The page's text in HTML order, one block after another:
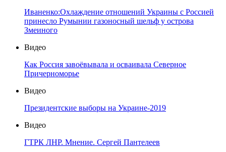
Иваненко:Охлаждение отношений Украины с Россией
принесло Румынии газоносный шельф у острова
Змеиного
Видео
Как Россия завоёвывала и осваивала Северное
Причерноморье
Видео
Президентские выборы на Украине-2019
Видео
ГТРК ЛНР. Мнение. Сергей Пантелеев